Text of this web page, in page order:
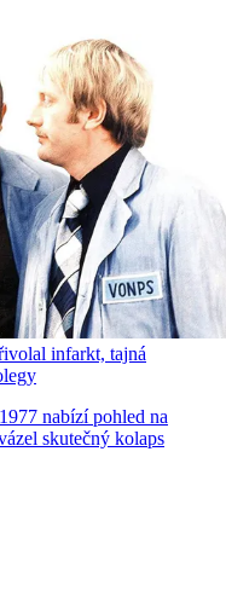
infarkt, tajná
nabízí pohled na
skutečný kolaps